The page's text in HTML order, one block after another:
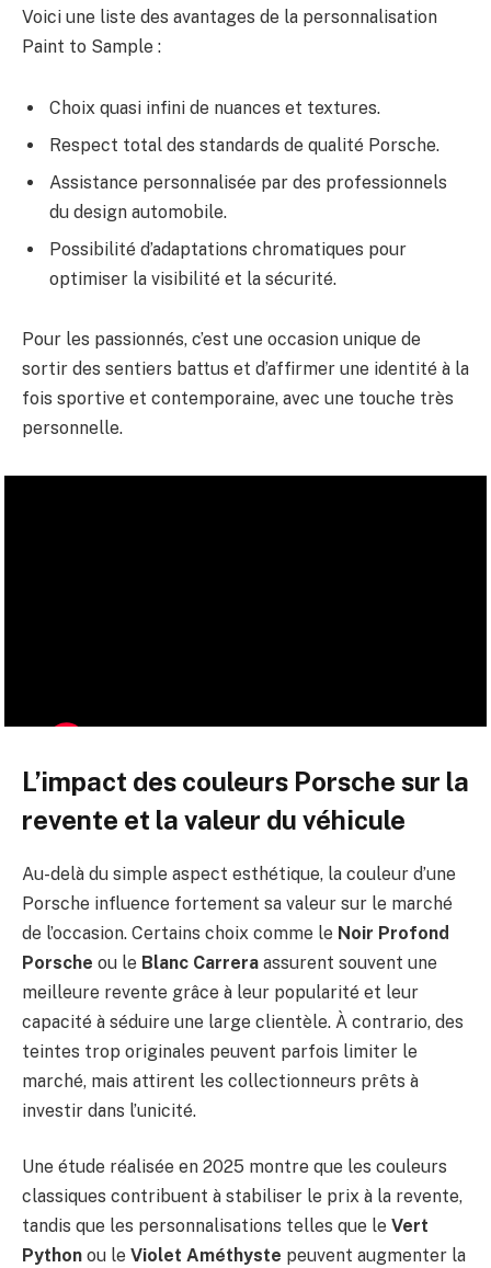
Voici une liste des avantages de la personnalisation
Paint to Sample :
Choix quasi infini de nuances et textures.
Respect total des standards de qualité Porsche.
Assistance personnalisée par des professionnels
du design automobile.
Possibilité d’adaptations chromatiques pour
optimiser la visibilité et la sécurité.
Pour les passionnés, c’est une occasion unique de
sortir des sentiers battus et d’affirmer une identité à la
fois sportive et contemporaine, avec une touche très
personnelle.
L’impact des couleurs Porsche sur la
revente et la valeur du véhicule
Au-delà du simple aspect esthétique, la couleur d’une
Porsche influence fortement sa valeur sur le marché
de l’occasion. Certains choix comme le Noir Profond
Porsche ou le Blanc Carrera assurent souvent une
meilleure revente grâce à leur popularité et leur
capacité à séduire une large clientèle. À contrario, des
teintes trop originales peuvent parfois limiter le
marché, mais attirent les collectionneurs prêts à
investir dans l’unicité.
Une étude réalisée en 2025 montre que les couleurs
classiques contribuent à stabiliser le prix à la revente,
tandis que les personnalisations telles que le Vert
Python ou le Violet Améthyste peuvent augmenter la